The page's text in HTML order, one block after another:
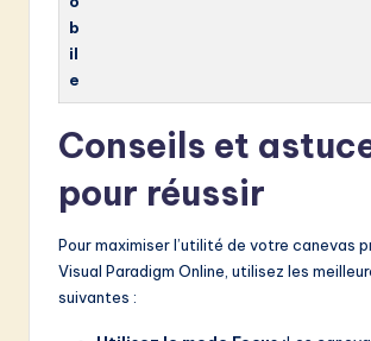
b
il
e
Conseils et
pour réussir
Pour maximiser l’utilité de votre canevas
Visual Paradigm Online, utilisez les
suivantes :